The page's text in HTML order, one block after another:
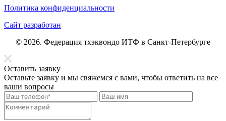
Политика конфиденциальности
Сайт разработан
© 2026. Федерация тхэквондо ИТФ в Санкт-Петербурге
Оставить заявку
Оставьте заявку и мы свяжемся с вами, чтобы ответить на все
ваши вопросы